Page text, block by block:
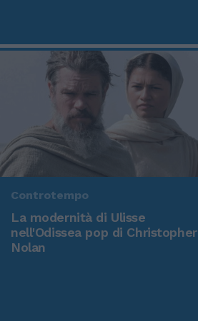
Controtempo
La modernità di Ulisse
nell'Odissea pop di Christopher
Nolan